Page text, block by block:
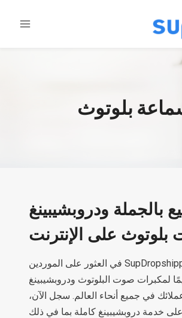
بلوتوث
بالجملة ودروبشيبينغ
على الإنترنت
يساعدك SupDropshipping في العثور على الموردين
لمكبرات صوت البلوتوث ودروبشيبينغ
في جميع أنحاء العالم. سجل الآن،
خدمة دروبشيبينغ كاملة بما في ذلك